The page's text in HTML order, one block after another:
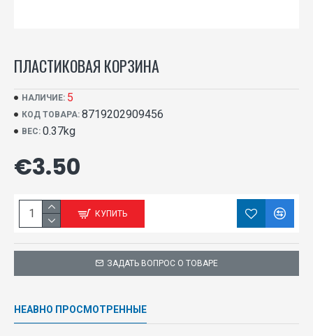
ПЛАСТИКОВАЯ КОРЗИНА
НАЛИЧИЕ: 5
КОД ТОВАРА: 8719202909456
ВЕС: 0.37kg
€3.50
КУПИТЬ
ЗАДАТЬ ВОПРОС О ТОВАРЕ
НЕАВНО ПРОСМОТРЕННЫЕ